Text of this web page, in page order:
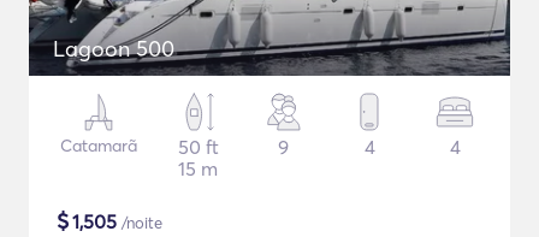
Lagoon 500
Catamarã
50 ft
15 m
9 4 4
$1,505 /noite